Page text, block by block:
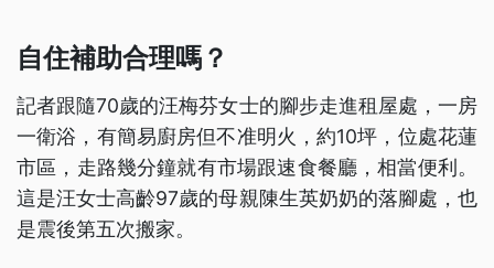
自住補助合理嗎？
記者跟隨70歲的汪梅芬女士的腳步走進租屋處，一房
一衛浴，有簡易廚房但不准明火，約10坪，位處花蓮
市區，走路幾分鐘就有市場跟速食餐廳，相當便利。
這是汪女士高齡97歲的母親陳生英奶奶的落腳處，也
是震後第五次搬家。